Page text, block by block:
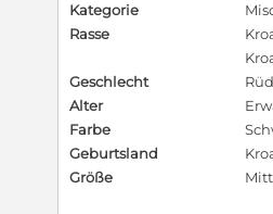
Kategorie
Rasse
Geschlecht
Alter
Farbe
Geburtsland
Größe